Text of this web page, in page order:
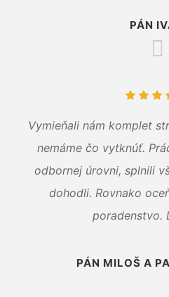
PÁN
Vymieňali nám komplet
nemáme čo vytknúť.
odbornej úrovni, splnili
dohodli. Rovnako
poradenstvo.
PÁN MILOŠ A